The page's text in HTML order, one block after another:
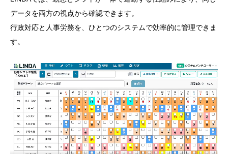
データを両方の視点から確認できます。
行政対応と人事労務を、ひとつのシステムで効率的に管理できま
す。